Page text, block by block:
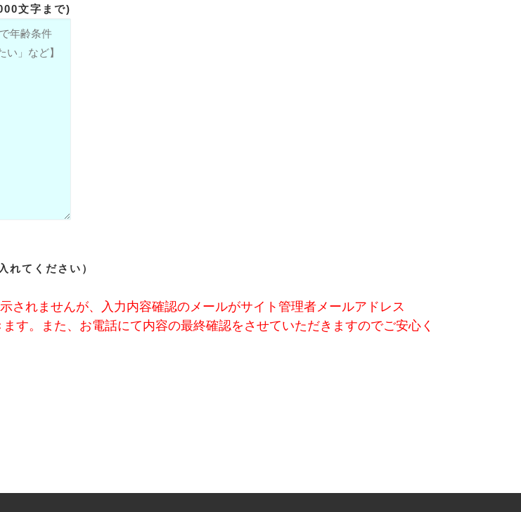
文字まで)
れてください）
されませんが、入力内容確認のメールがサイト管理者メールアドレス
す。また、お電話にて内容の最終確認をさせていただきますのでご安心く